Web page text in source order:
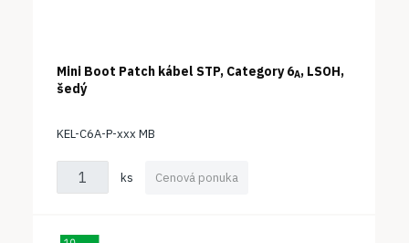
Mini Boot Patch kábel STP, Category 6A, LSOH,
šedý
KEL-C6A-P-xxx MB
ks Cenová ponuka